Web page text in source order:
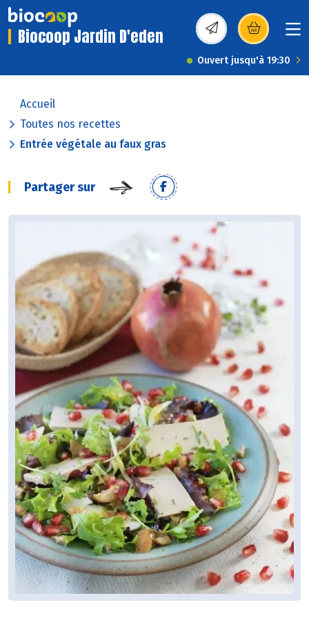
Biocoop Jardin D'eden (s’ouvre dans une
Ouvert jusqu'à 19:30
Accueil
Toutes nos recettes
Entrée végétale au faux gras
Partager sur